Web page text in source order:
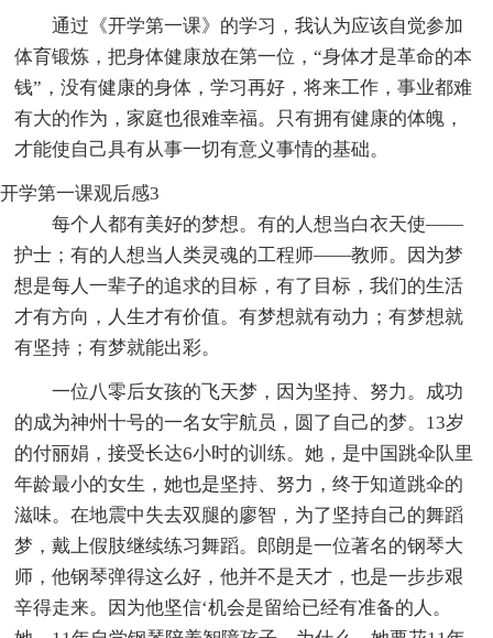
通过《开学第一课》的学习，我认为应该自觉参加
体育锻炼，把身体健康放在第一位，“身体才是革命的本
钱”，没有健康的身体，学习再好，将来工作，事业都难
有大的作为，家庭也很难幸福。只有拥有健康的体魄，
才能使自己具有从事一切有意义事情的基础。
开学第一课观后感3
每个人都有美好的梦想。有的人想当白衣天使——
护士；有的人想当人类灵魂的工程师——教师。因为梦
想是每人一辈子的追求的目标，有了目标，我们的生活
才有方向，人生才有价值。有梦想就有动力；有梦想就
有坚持；有梦就能出彩。
一位八零后女孩的飞天梦，因为坚持、努力。成功
的成为神州十号的一名女宇航员，圆了自己的梦。13岁
的付丽娟，接受长达6小时的训练。她，是中国跳伞队里
年龄最小的女生，她也是坚持、努力，终于知道跳伞的
滋味。在地震中失去双腿的廖智，为了坚持自己的舞蹈
梦，戴上假肢继续练习舞蹈。郎朗是一位著名的钢琴大
师，他钢琴弹得这么好，他并不是天才，也是一步步艰
辛得走来。因为他坚信‘机会是留给已经有准备的人。